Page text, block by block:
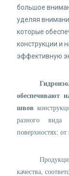
большое
уделяя
которые
конструкции и
эффективную
обеспечивают
швов
разного вида
поверхностях: от
качества,